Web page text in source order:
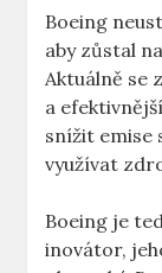
Boeing⁣
aby zůstal
⁢Aktuálně se
a
snížit emise
využívat
Boeing ⁤je
inovátor,